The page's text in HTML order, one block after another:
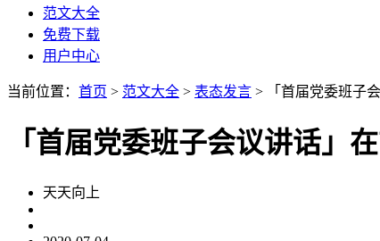
范文大全
免费下载
用户中心
当前位置： 首页 > 范文大全 > 表态发言 > 「首届党委班子
「首届党委班子会议讲话」
天天向上